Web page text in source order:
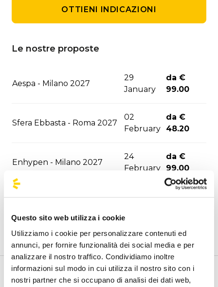
Questo sito web utilizza i cookie
Utilizziamo i cookie per personalizzare contenuti ed
annunci, per fornire funzionalità dei social media e per
analizzare il nostro traffico. Condividiamo inoltre
informazioni sul modo in cui utilizza il nostro sito con i
nostri partner che si occupano di analisi dei dati web,
OTTIENI INDICAZIONI
Le nostre proposte
Aespa - Milano 2027
29
January
da €
99.00
Sfera Ebbasta - Roma 2027
02
February
da €
48.20
Enhypen - Milano 2027
24
February
da €
99.00
da €
Megadeth - Milano 2027 06 April
da €
95.70
11 April
Benvenuto nella pagina delle agenzie ufficiali di